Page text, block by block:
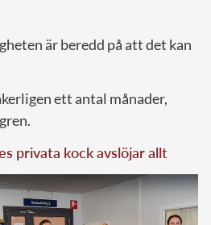
är beredd på att det kan
ett antal månader,
privata kock avslöjar allt